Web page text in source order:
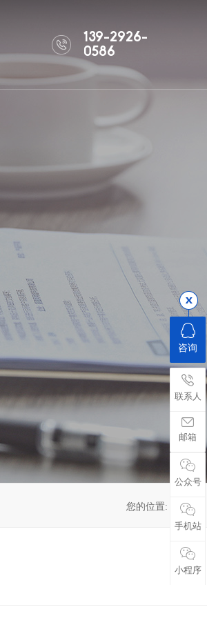
139-2926-
0586
您的位置: 首页->
咨询
联系人
邮箱
公众号
手机站
小程序